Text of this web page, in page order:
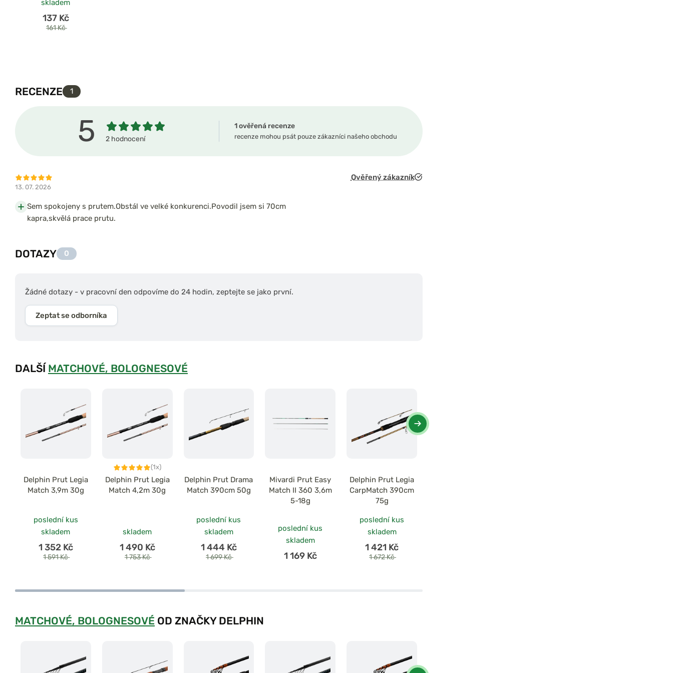
skladem
137 Kč
161 Kč
RECENZE 1
5 2 hodnocení
1 ověřená recenze
recenze mohou psát pouze zákazníci našeho obchodu
13. 07. 2026
Ověřený zákazník
Sem spokojeny s prutem.Obstál ve velké konkurenci.Povodil jsem si 70cm
kapra,skvělá prace prutu.
DOTAZY 0
Žádné dotazy - v pracovní den odpovíme do 24 hodin, zeptejte se jako první.
Zeptat se odborníka
DALŠÍ MATCHOVÉ, BOLOGNESOVÉ
Delphin Prut Legia
Match 3,9m 30g
poslední kus
skladem
1 352 Kč
1 591 Kč
(1x)
Delphin Prut Legia
Match 4,2m 30g
skladem
1 490 Kč
1 753 Kč
Delphin Prut Drama
Match 390cm 50g
poslední kus
skladem
1 444 Kč
1 699 Kč
Mivardi Prut Easy
Match II 360 3,6m
5-18g
poslední kus
skladem
1 169 Kč
Delphin Prut Legia
CarpMatch 390cm
75g
poslední kus
skladem
1 421 Kč
1 672 Kč
MATCHOVÉ, BOLOGNESOVÉ OD ZNAČKY DELPHIN